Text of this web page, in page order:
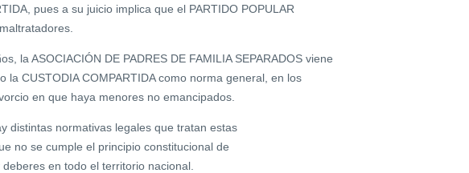
pues a su juicio implica que el PARTIDO POPULAR
la ASOCIACIÓN DE PADRES DE FAMILIA SEPARADOS viene
la CUSTODIA COMPARTIDA como norma general, en los
en que haya menores no emancipados.
distintas normativas legales que tratan estas
no se cumple el principio constitucional de
en todo el territorio nacional.